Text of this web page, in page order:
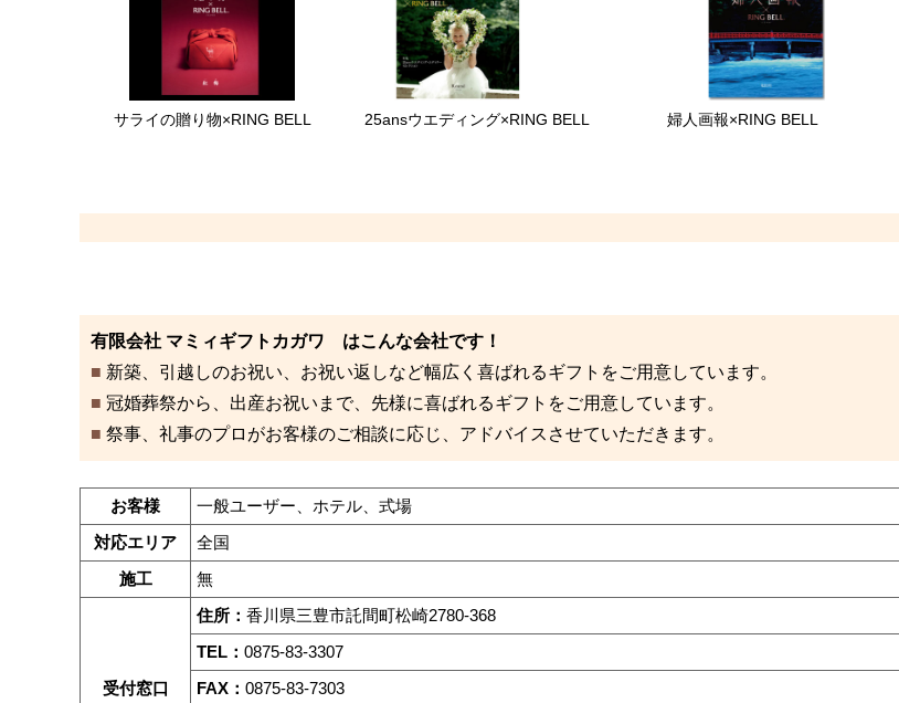
サライの贈り物×RING BELL 25ansウエディング×RING BELL 婦人画報×RING BELL
有限会社 マミィギフトカガワ はこんな会社です！
■ 新築、引越しのお祝い、お祝い返しなど幅広く喜ばれるギフトをご用意しています。
■ 冠婚葬祭から、出産お祝いまで、先様に喜ばれるギフトをご用意しています。
■ 祭事、礼事のプロがお客様のご相談に応じ、アドバイスさせていただきます。
お客様
一般ユーザー、ホテル、式場
対応エリア
全国
施工
無
受付窓口
住所： 香川県三豊市託間町松崎2780-368
TEL： 0875-83-3307
FAX： 0875-83-7303